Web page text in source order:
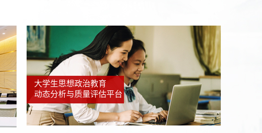
大学生思想政治教育
动态分析与质量评估平台